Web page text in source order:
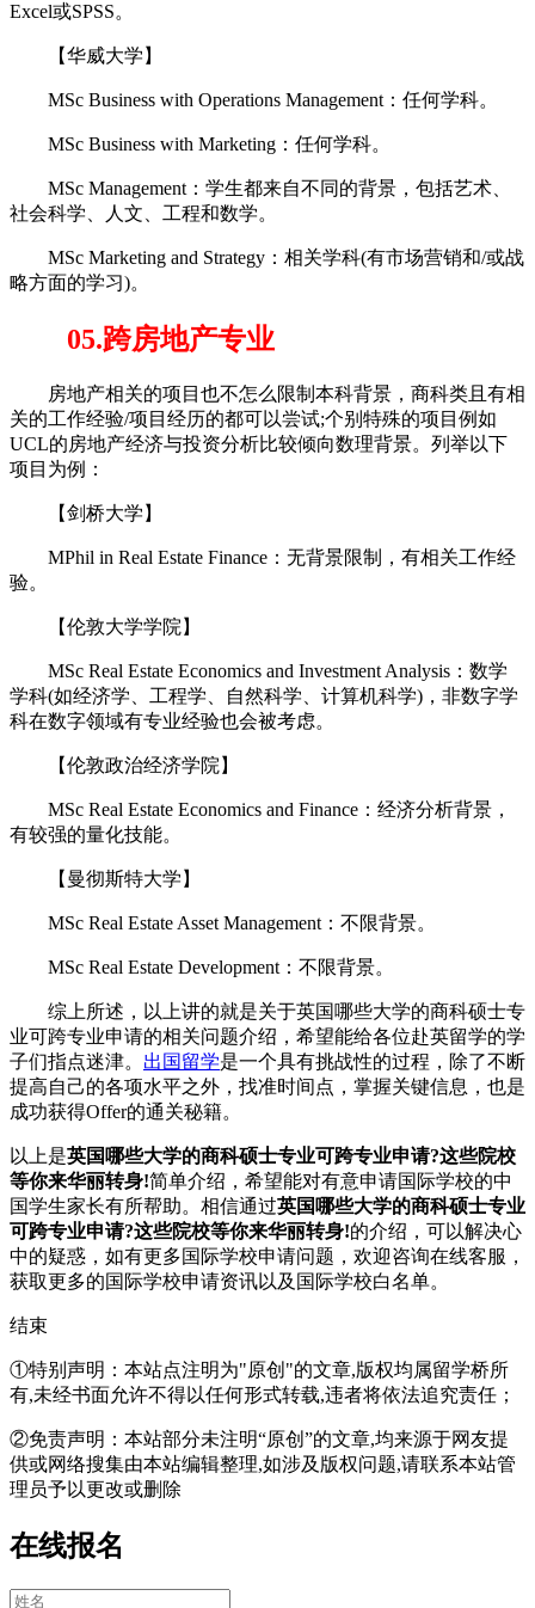
Excel或SPSS。
【华威大学】
MSc Business with Operations Management：任何学科。
MSc Business with Marketing：任何学科。
MSc Management：学生都来自不同的背景，包括艺术、
社会科学、人文、工程和数学。
MSc Marketing and Strategy：相关学科(有市场营销和/或战
略方面的学习)。
05.跨房地产专业
房地产相关的项目也不怎么限制本科背景，商科类且有相
关的工作经验/项目经历的都可以尝试;个别特殊的项目例如
UCL的房地产经济与投资分析比较倾向数理背景。列举以下
项目为例：
【剑桥大学】
MPhil in Real Estate Finance：无背景限制，有相关工作经
验。
【伦敦大学学院】
MSc Real Estate Economics and Investment Analysis：数学
学科(如经济学、工程学、自然科学、计算机科学)，非数字学
科在数字领域有专业经验也会被考虑。
【伦敦政治经济学院】
MSc Real Estate Economics and Finance：经济分析背景，
有较强的量化技能。
【曼彻斯特大学】
MSc Real Estate Asset Management：不限背景。
MSc Real Estate Development：不限背景。
综上所述，以上讲的就是关于英国哪些大学的商科硕士专
业可跨专业申请的相关问题介绍，希望能给各位赴英留学的学
子们指点迷津。 出国留学是一个具有挑战性的过程，除了不断
提高自己的各项水平之外，找准时间点，掌握关键信息，也是
成功获得Offer的通关秘籍。
以上是英国哪些大学的商科硕士专业可跨专业申请?这些院校
等你来华丽转身!简单介绍，希望能对有意申请国际学校的中
国学生家长有所帮助。相信通过英国哪些大学的商科硕士专业
可跨专业申请?这些院校等你来华丽转身!的介绍，可以解决心
中的疑惑，如有更多国际学校申请问题，欢迎咨询在线客服 ，
获取更多的国际学校申请资讯以及国际学校白名单。
结束
①特别声明：本站点注明为"原创"的文章,版权均属留学桥所
有,未经书面允许不得以任何形式转载,违者将依法追究责任；
②免责声明：本站部分未注明“原创”的文章,均来源于网友提
供或网络搜集由本站编辑整理,如涉及版权问题,请联系本站管
理员予以更改或删除
在线报名